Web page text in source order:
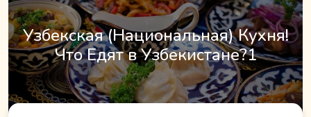
Узбекская (Национальная) Кухня!
Что Едят в Узбекистане?1